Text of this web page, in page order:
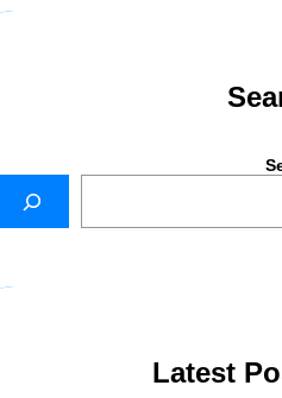
Latest